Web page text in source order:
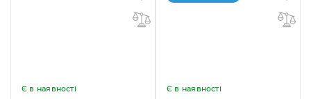
Є в наявності Є в наявності